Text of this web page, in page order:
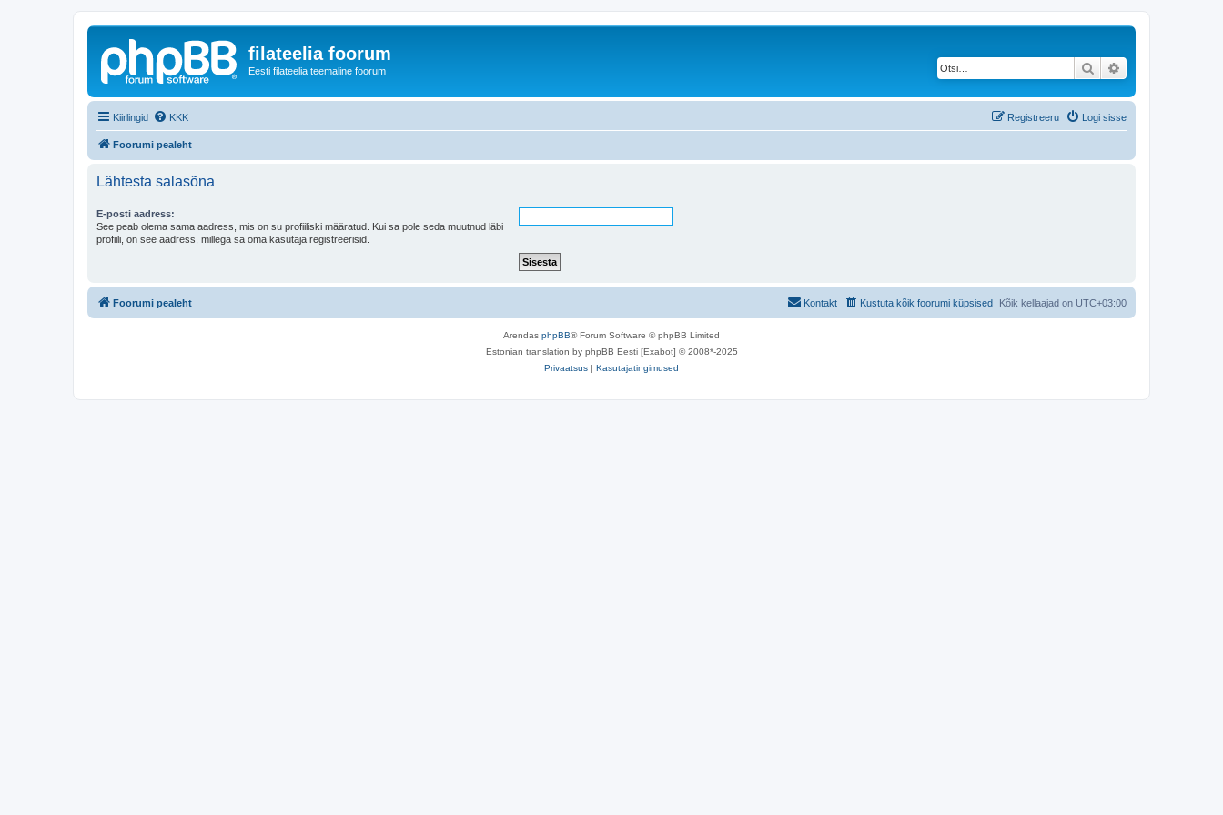
filateelia foorum
Eesti filateelia teemaline foorum Otsi
Kiirlingid KKK Logi sisse
Registreeru
Foorumi pealeht
Lähtesta salasõna
E-posti aadress:
See peab olema sama aadress, mis on su profiiliski määratud. Kui sa pole seda muutnud läbi
profiili, on see aadress, millega sa oma kasutaja registreerisid.
Foorumi pealeht Kõik kellaajad on UTC+03:00
Kustuta kõik foorumi küpsised
Kontakt
Arendas phpBB® Forum Software © phpBB Limited
Estonian translation by phpBB Eesti [Exabot] © 2008*-2025
Privaatsus | Kasutajatingimused